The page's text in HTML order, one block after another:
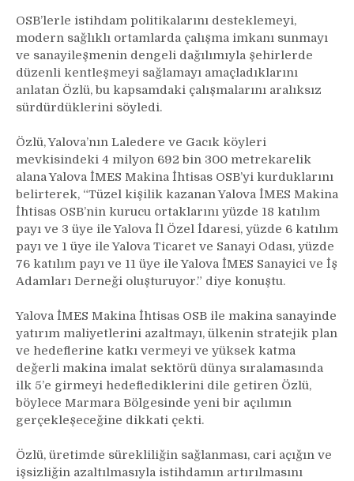
Özlü’den
20
bin
kişiye
iş
müjdesi!
OSB’lerle istihdam politikalarını desteklemeyi,
modern sağlıklı ortamlarda çalışma imkanı sunmayı
ve sanayileşmenin dengeli dağılımıyla şehirlerde
düzenli kentleşmeyi sağlamayı amaçladıklarını
anlatan Özlü, bu kapsamdaki çalışmalarını aralıksız
sürdürdüklerini söyledi.
Özlü, Yalova’nın Laledere ve Gacık köyleri
mevkisindeki 4 milyon 692 bin 300 metrekarelik
alana Yalova İMES Makina İhtisas OSB’yi kurduklarını
belirterek, “Tüzel kişilik kazanan Yalova İMES Makina
İhtisas OSB’nin kurucu ortaklarını yüzde 18 katılım
payı ve 3 üye ile Yalova İl Özel İdaresi, yüzde 6 katılım
payı ve 1 üye ile Yalova Ticaret ve Sanayi Odası, yüzde
76 katılım payı ve 11 üye ile Yalova İMES Sanayici ve İş
Adamları Derneği oluşturuyor.” diye konuştu.
Yalova İMES Makina İhtisas OSB ile makina sanayinde
yatırım maliyetlerini azaltmayı, ülkenin stratejik plan
ve hedeflerine katkı vermeyi ve yüksek katma
değerli makina imalat sektörü dünya sıralamasında
ilk 5’e girmeyi hedeflediklerini dile getiren Özlü,
böylece Marmara Bölgesinde yeni bir açılımın
gerçekleşeceğine dikkati çekti.
Özlü, üretimde sürekliliğin sağlanması, cari açığın ve
işsizliğin azaltılmasıyla istihdamın artırılmasını